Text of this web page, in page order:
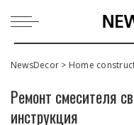
NewsDecor > Home
Ремонт смесителя
инструкция